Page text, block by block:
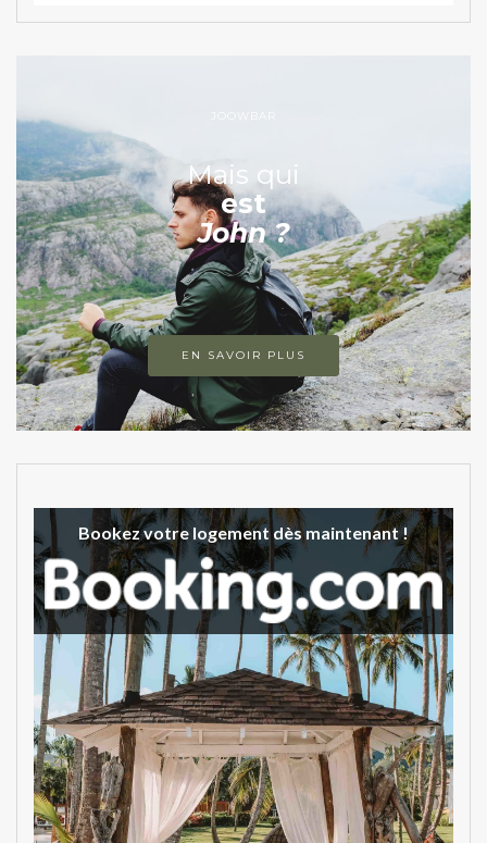
JOOWBAR
Mais qui
est
John ?
EN SAVOIR PLUS
Bookez votre logement dès maintenant !